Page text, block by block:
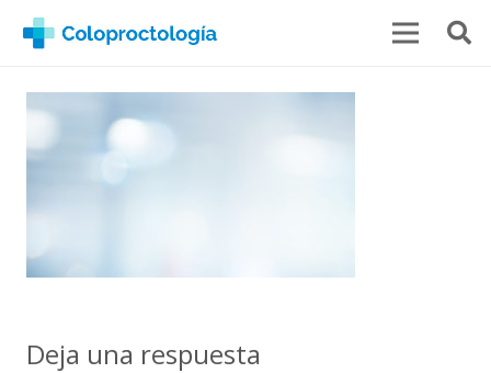
Deja una respuesta